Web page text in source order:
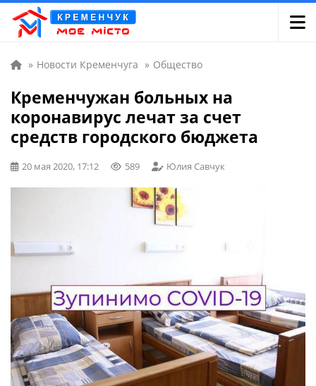
» Новости Кременчуга » Общество
Кременчужан больных на
коронавирус лечат за счет
средств городского бюджета
20 мая 2020, 17:12 589 Юлия Савчук